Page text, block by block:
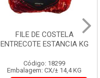
FILE DE COSTELA
ENTRECOTE ESTANCIA KG
Código: 18299
Embalagem: CX/± 14,4 KG